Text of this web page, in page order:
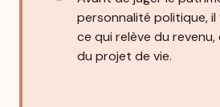
personnalité politique,
ce qui relève du
du projet de vie.